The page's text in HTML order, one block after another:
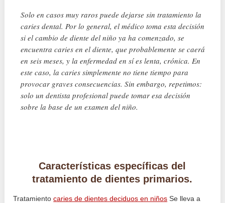
Solo en casos muy raros puede dejarse sin tratamiento la
caries dental. Por lo general, el médico toma esta decisión
si el cambio de diente del niño ya ha comenzado, se
encuentra caries en el diente, que probablemente se caerá
en seis meses, y la enfermedad en sí es lenta, crónica. En
este caso, la caries simplemente no tiene tiempo para
provocar graves consecuencias. Sin embargo, repetimos:
solo un dentista profesional puede tomar esa decisión
sobre la base de un examen del niño.
Características específicas del
tratamiento de dientes primarios.
Tratamientocaries de dientes deciduos en niños Se lleva a